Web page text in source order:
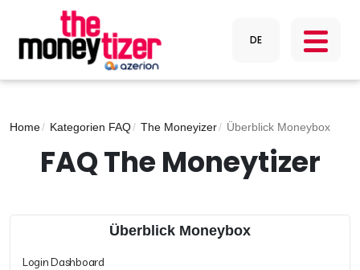
Home Kategorien FAQ The Moneyizer Überblick Moneybox
FAQ The Moneytizer
Überblick Moneybox
Login Dashboard